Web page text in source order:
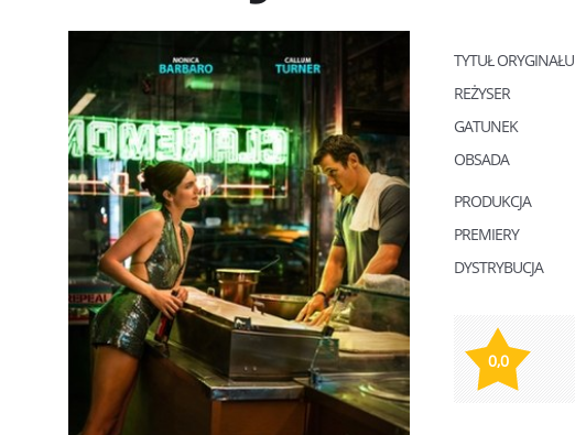
TYTUŁ ORYGINAŁU
REŻYSER
GATUNEK
OBSADA
PRODUKCJA
PREMIERY
DYSTRYBUCJA
0,0